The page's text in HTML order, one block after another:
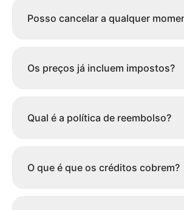
Posso cancelar a qualquer
Os preços já incluem impostos?
Qual é a política de reembolso?
O que é que os créditos cobrem?